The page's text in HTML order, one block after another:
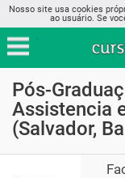
Nosso site usa cookies
ao usuário. Se
Pós-
Assistencia
(Salvador,